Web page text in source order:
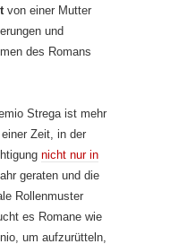
von einer Mutter
und
des Romans
Strega ist mehr
Zeit, in der
nicht nur in
geraten und die
Rollenmuster
es Romane wie
um aufzurütteln,